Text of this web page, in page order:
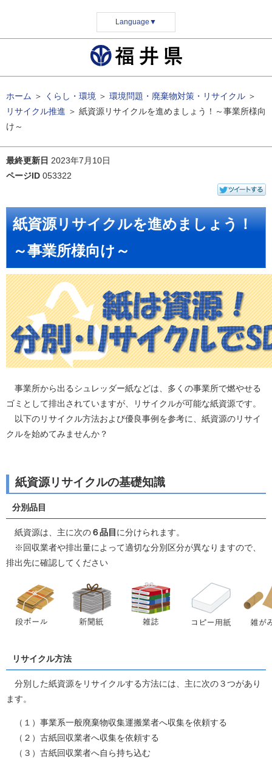
Language ▼
ホーム ＞ くらし・環境 ＞ 環境問題・廃棄物対策・リサイクル ＞
リサイクル推進 ＞ 紙資源リサイクルを進めましょう！～事業所様向
け～
最終更新日 2023年7月10日
ページID 053322
紙資源リサイクルを進めましょう！
～事業所様向け～
事業所から出るシュレッダー紙などは、多くの事業所で燃やせる
ゴミとして排出されていますが、リサイクルが可能な紙資源です。
以下のリサイクル方法および優良事例を参考に、紙資源のリサイ
クルを始めてみませんか？
紙資源リサイクルの基礎知識
分別品目
紙資源は、主に次の６品目 に分けられます。
※回収業者や排出量によって適切な分別区分が異なりますので、
排出先に確認してください
リサイクル方法
分別した紙資源をリサイクルする方法には、主に次の３つがあり
ます。
（１）事業系一般廃棄物収集運搬業者へ収集を依頼する
（２）古紙回収業者へ収集を依頼する
（３）古紙回収業者へ自ら持ち込む